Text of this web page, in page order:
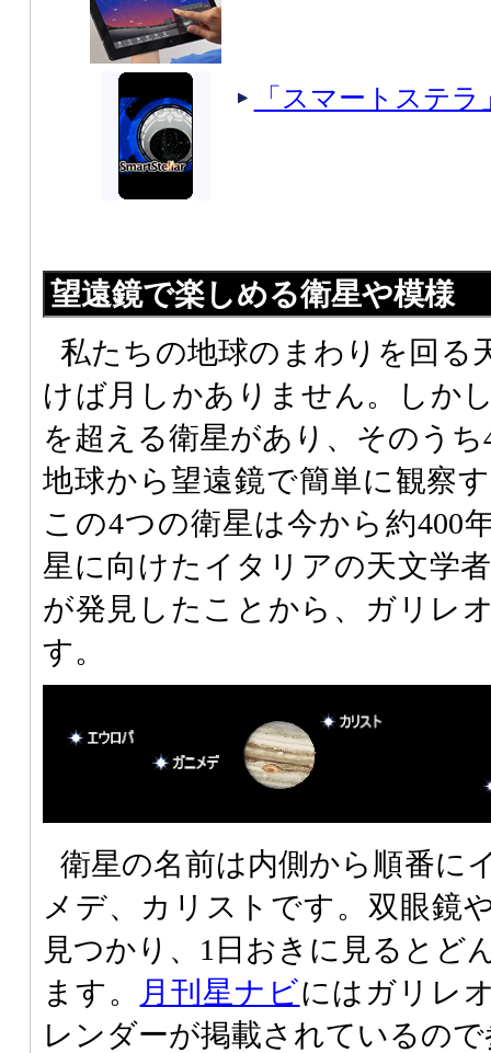
「スマートステ
望遠鏡で楽しめる衛星や模様
私たちの地球のまわりを回る
けば月しかありません。しか
を超える衛星があり、そのう
地球から望遠鏡で簡単に観察
この4つの衛星は今から約400
星に向けたイタリアの天文学
が発見したことから、ガリレ
す。
衛星の名前は内側から順番に
メデ、カリストです。双眼鏡
見つかり、1日おきに見るとど
ます。
月刊星ナビにはガリレ
レンダーが掲載されているの